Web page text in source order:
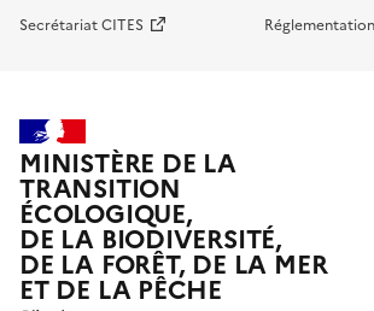
Secrétariat CITES
MINISTÈRE DE LA
TRANSITION
ÉCOLOGIQUE,
DE LA BIODIVERSITÉ,
DE LA FORÊT, DE LA MER
ET DE LA PÊCHE